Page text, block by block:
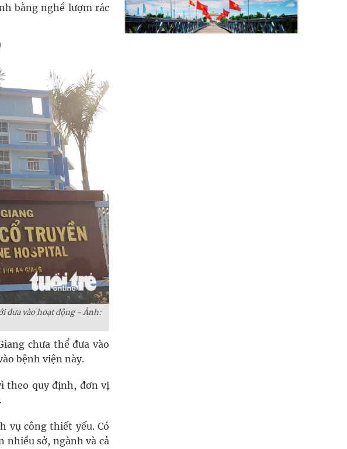
bằng nghề lượm rác
đưa vào hoạt động - Ảnh:
chưa thể đưa vào
bệnh viện này.
theo quy định, đơn vị
vụ công thiết yếu. Có
nhiều sở, ngành và cả